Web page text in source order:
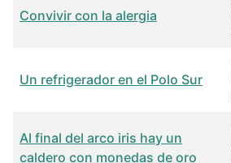
Convivir con la alergia
Un refrigerador en el Polo Sur
Al final del arco iris hay un
caldero con monedas de oro